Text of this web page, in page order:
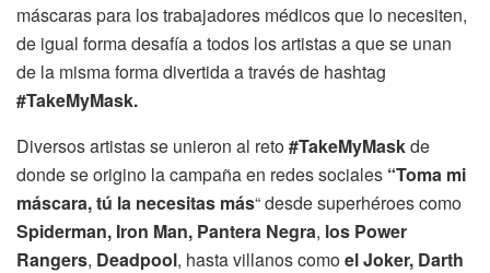
máscaras para los trabajadores médicos que lo necesiten,
de igual forma desafía a todos los artistas a que se unan
de la misma forma divertida a través de hashtag
#TakeMyMask.
Diversos artistas se unieron al reto#TakeMyMaskde
donde se origino la campaña en redes sociales “Toma mi
máscara, tú la necesitas más“ desde superhéroes como
Spiderman, Iron Man, Pantera Negra, los Power
Rangers, Deadpool, hasta villanos comoel Joker, Darth